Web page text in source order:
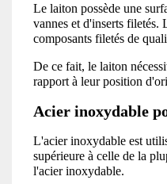
Le laiton possède une
vannes et d'inserts filetés.
composants filetés de
De ce fait, le laiton
rapport à leur position
Acier inoxydable
L'acier inoxydable est
supérieure à celle de la
l'acier inoxydable.